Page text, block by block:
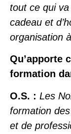
tout ce qui
cadeau et
organisation
Qu’apporte
formation
O.S. : Les
formation
et de